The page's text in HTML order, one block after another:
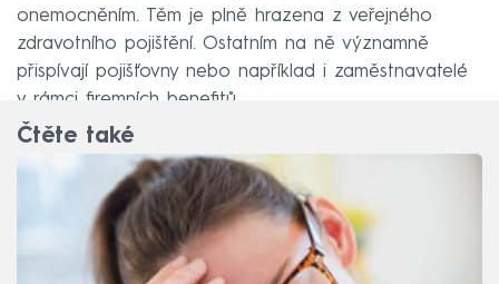
onemocněním. Těm je plně hrazena z veřejného
zdravotního pojištění. Ostatním na ně významně
přispívají pojišťovny nebo například i zaměstnavatelé
v rámci firemních benefitů.
Čtěte také